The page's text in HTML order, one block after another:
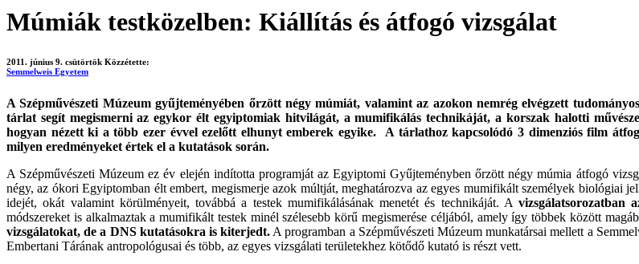
Múmiák testközelben: Kiállítás és átfogó vizsgálat
2011. június 9. csütörtök Közzétette:
Semmelweis Egyetem
A Szépművészeti Múzeum gyűjteményében őrzött négy múmiát, valamint az azokon nemrég elvégzett
tárlat segít megismerni az egykor élt egyiptomiak hitvilágát, a mumifikálás technikáját, a korszak halotti
hogyan nézett ki a több ezer évvel ezelőtt elhunyt emberek egyike. A tárlathoz kapcsolódó 3 dimenziós film
milyen eredményeket értek el a kutatások során.
A Szépművészeti Múzeum ez év elején indította programját az Egyiptomi Gyűjteményben őrzött négy múmia átfogó
négy, az ókori Egyiptomban élt embert, megismerje azok múltját, meghatározva az egyes mumifikált személyek biológiai
idejét, okát valamint körülményeit, továbbá a testek mumifikálásának menetét és technikáját. Avizsgálatsorozatban
módszereket is alkalmaztak a mumifikált testek minél szélesebb körű megismerése céljából, amely így többek között
vizsgálatokat, de a DNS kutatásokra is kiterjedt. A programban a Szépművészeti Múzeum munkatársai mellett a
Embertani Tárának antropológusai és több, az egyes vizsgálati területekhez kötődő kutató is részt vett.